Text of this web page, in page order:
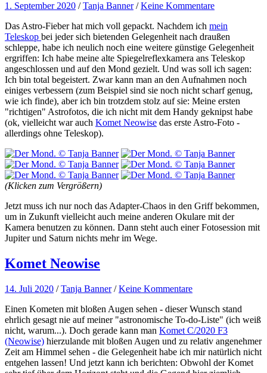
1. September 2020 /Tanja Banner /Keine Kommentare
Das Astro-Fieber hat mich voll gepackt. Nachdem ich mein
Teleskop bei jeder sich bietenden Gelegenheit nach draußen
schleppe, habe ich neulich noch eine weitere günstige Gelegenheit
ergriffen: Ich habe meine alte Spiegelreflexkamera ans Teleskop
angeschlossen und auf den Mond gezielt. Und was soll ich sagen:
Ich bin total begeistert. Zwar kann man an den Aufnahmen noch
einiges verbessern (zum Beispiel sind sie noch nicht scharf genug,
wie ich finde), aber ich bin trotzdem stolz auf sie: Meine ersten
"richtigen" Astrofotos, die ich nicht mit dem Handy geknipst habe
(ok, vielleicht war auch Komet Neowise das erste Astro-Foto -
allerdings ohne Teleskop).
(Klicken zum Vergrößern)
Jetzt muss ich nur noch das Adapter-Chaos in den Griff bekommen,
um in Zukunft vielleicht auch meine anderen Okulare mit der
Kamera benutzen zu können. Dann steht auch einer Fotosession mit
Jupiter und Saturn nichts mehr im Wege.
Komet Neowise
14. Juli 2020 /Tanja Banner /Keine Kommentare
Einen Kometen mit bloßen Augen sehen - dieser Wunsch stand
ehrlich gesagt nie auf meiner "astronomische To-do-Liste" (ich weiß
nicht, warum...). Doch gerade kann man Komet C/2020 F3
(Neowise) hierzulande mit bloßen Augen und zu relativ angenehmer
Zeit am Himmel sehen - die Gelegenheit habe ich mir natürlich nicht
entgehen lassen! Und jetzt kann ich berichten: Obwohl der Komet